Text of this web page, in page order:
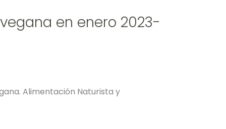
en enero 2023-
Alimentación Naturista y